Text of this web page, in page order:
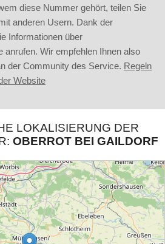
diese Nummer gehört, teilen Sie
anderen Usern. Dank der
Informationen über
anrufen. Wir empfehlen Ihnen also
der Community des Service. Regeln
Website
LOKALISIERUNG DER
OBERROT BEI GAILDORF